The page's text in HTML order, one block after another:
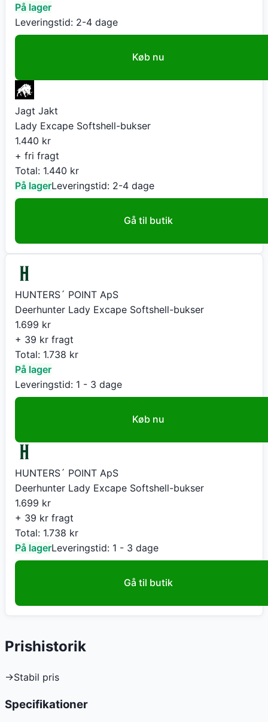
På lager
Leveringstid: 2-4 dage
Køb nu
Jagt Jakt
Lady Excape Softshell-bukser
1.440 kr
+ fri fragt
Total: 1.440 kr
På lagerLeveringstid: 2-4 dage
Gå til butik
HUNTERS´ POINT ApS
Deerhunter Lady Excape Softshell-bukser
1.699 kr
+ 39 kr fragt
Total: 1.738 kr
På lager
Leveringstid: 1 - 3 dage
Køb nu
HUNTERS´ POINT ApS
Deerhunter Lady Excape Softshell-bukser
1.699 kr
+ 39 kr fragt
Total: 1.738 kr
På lagerLeveringstid: 1 - 3 dage
Gå til butik
Prishistorik
→Stabil pris
Specifikationer